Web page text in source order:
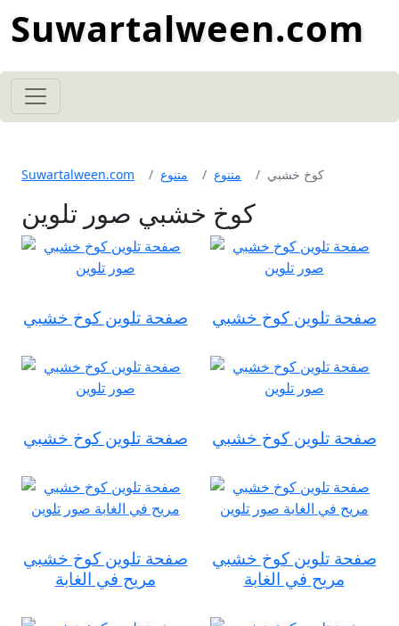
Suwartalween.com
Suwartalween.com متنوع متنوع كوخ خشبي
كوخ خشبي صور تلوين
صفحة تلوين كوخ خشبي صفحة تلوين كوخ خشبي
صفحة تلوين كوخ خشبي صفحة تلوين كوخ خشبي
صفحة تلوين كوخ خشبي
مريح في الغابة
صفحة تلوين كوخ خشبي
مريح في الغابة